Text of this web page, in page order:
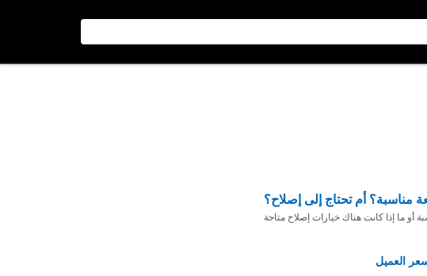
مناسبة؟ أم تحتاج إلى إصلاح؟
أو ما إذا كانت هناك خيارات إصلاح متاحة
العميل